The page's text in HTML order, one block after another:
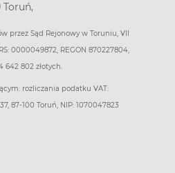
Toruń,
przez Sąd Rejonowy w Toruniu, VII
0000049872, REGON 870227804,
642 802 złotych.
rozliczania podatku VAT:
87-100 Toruń, NIP: 1070047823